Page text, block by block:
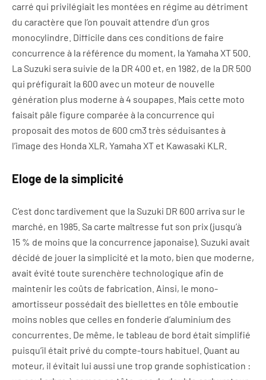
carré qui privilégiait les montées en régime au détriment
du caractère que l’on pouvait attendre d’un gros
monocylindre. Difficile dans ces conditions de faire
concurrence à la référence du moment, la Yamaha XT 500.
La Suzuki sera suivie de la DR 400 et, en 1982, de la DR 500
qui préfigurait la 600 avec un moteur de nouvelle
génération plus moderne à 4 soupapes. Mais cette moto
faisait pâle figure comparée à la concurrence qui
proposait des motos de 600 cm3 très séduisantes à
l’image des Honda XLR, Yamaha XT et Kawasaki KLR.
Eloge de la simplicité
C’est donc tardivement que la Suzuki DR 600 arriva sur le
marché, en 1985. Sa carte maîtresse fut son prix (jusqu’à
15 % de moins que la concurrence japonaise). Suzuki avait
décidé de jouer la simplicité et la moto, bien que moderne,
avait évité toute surenchère technologique afin de
maintenir les coûts de fabrication. Ainsi, le mono-
amortisseur possédait des biellettes en tôle emboutie
moins nobles que celles en fonderie d’aluminium des
concurrentes. De même, le tableau de bord était simplifié
puisqu’il était privé du compte-tours habituel. Quant au
moteur, il évitait lui aussi une trop grande sophistication :